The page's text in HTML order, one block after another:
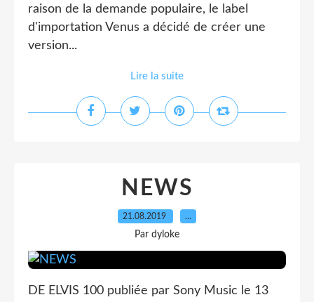
raison de la demande populaire, le label
d'importation Venus a décidé de créer une
version...
Lire la suite
NEWS
21.08.2019 …
Par dyloke
DE ELVIS 100 publiée par Sony Music le 13